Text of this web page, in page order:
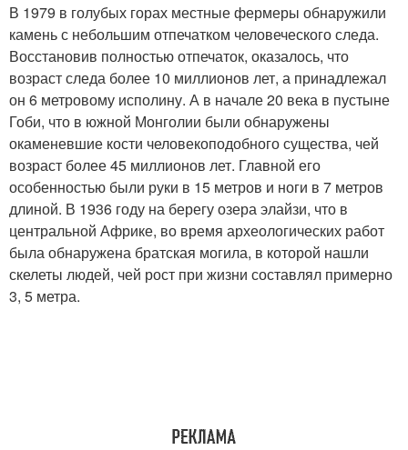
В 1979 в голубых горах местные фермеры обнаружили
камень с небольшим отпечатком человеческого следа.
Восстановив полностью отпечаток, оказалось, что
возраст следа более 10 миллионов лет, а принадлежал
он 6 метровому исполину. А в начале 20 века в пустыне
Гоби, что в южной Монголии были обнаружены
окаменевшие кости человекоподобного существа, чей
возраст более 45 миллионов лет. Главной его
особенностью были руки в 15 метров и ноги в 7 метров
длиной. В 1936 году на берегу озера элайзи, что в
центральной Африке, во время археологических работ
была обнаружена братская могила, в которой нашли
скелеты людей, чей рост при жизни составлял примерно
3, 5 метра.